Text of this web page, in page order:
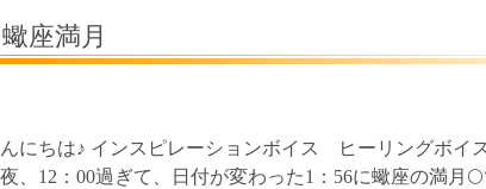
蠍座満月
にちは♪ インスピレーションボイス ヒーリングボイ
、12：00過ぎて、日付が変わった1：56に蠍座の満月